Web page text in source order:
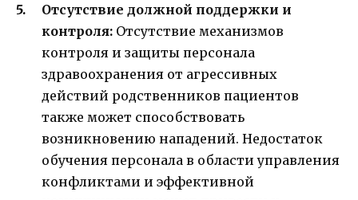
Отсутствие должной поддержки и
контроля: Отсутствие механизмов
контроля и защиты персонала
здравоохранения от агрессивных
действий родственников пациентов
также может способствовать
возникновению нападений. Недостаток
обучения персонала в области управления
конфликтами и эффективной